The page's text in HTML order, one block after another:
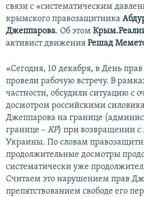
связи с «систематическим
крымского правозащитника
Джеппарова. Об этом
активист движения Решад
«Сегодня, 10 декабря, в День
провели рабочую встречу. В
частности, обсудили ситуацию с
досмотром российскими
Джеппарова на границе
границе – КР) при возвращении с
Украины. По словам
продолжительные досмотры
систематически уже
Считаем это нарушением прав
препятствованием свободе его